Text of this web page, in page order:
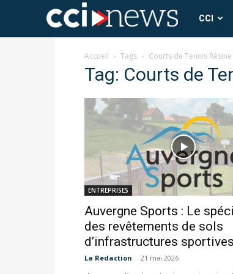
CCI
News
CCI
Accueil Tags Courts de Tennis
Tag: Courts de
ENTREPRISES
Auvergne Sports : Le
des revêtements de sols
d’infrastructures
La Redaction - 21 mai 2026